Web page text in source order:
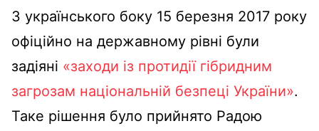
З українського боку 15 березня 2017 року
офіційно на державному рівні були
задіяні «заходи із протидії гібридним
загрозам національній безпеці України».
Таке рішення було прийнято Радою